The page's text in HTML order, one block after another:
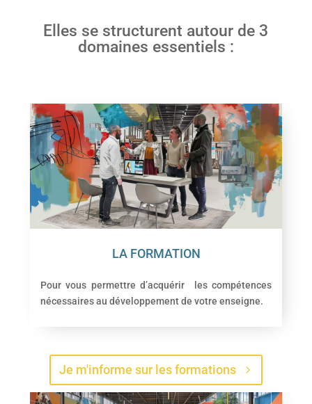
Elles se structurent autour de 3
domaines essentiels :
LA FORMATION
Pour vous permettre d’acquérir les compétences
nécessaires au développement de votre enseigne.
Je m'informe sur les formations